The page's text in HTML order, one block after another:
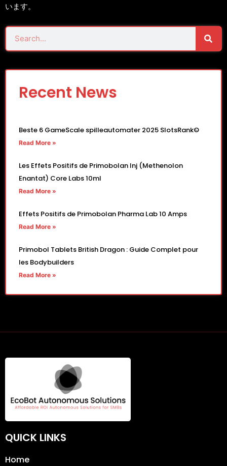
います。
Search
Recent News
Beste 6 GameScale spilleautomater 2025 SlotsRank©
Read More »
Les Effets Positifs de Primobolan Inj (Methenolon
Enantat) Core Labs 10ml
Read More »
Effets Positifs de Primobolan Pharma Lab 10 Amps
Read More »
Primobol Tablets British Dragon : Guide Complet pour
les Bodybuilders
Read More »
QUICK LINKS
Home